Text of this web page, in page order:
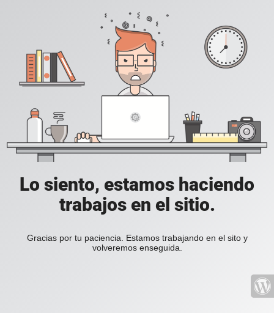
Lo siento, estamos haciendo
trabajos en el sitio.
Gracias por tu paciencia. Estamos trabajando en el sito y
volveremos enseguida.